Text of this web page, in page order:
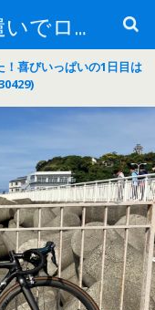
月30,000円のお小遣いでロードバイク
喜びいっぱいの1日目は